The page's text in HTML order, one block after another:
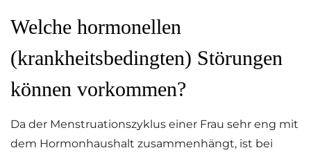
Welche hormonellen
(krankheitsbedingten) Störungen
können vorkommen?
Da der Menstruationszyklus einer Frau sehr eng mit
dem Hormonhaushalt zusammenhängt, ist bei